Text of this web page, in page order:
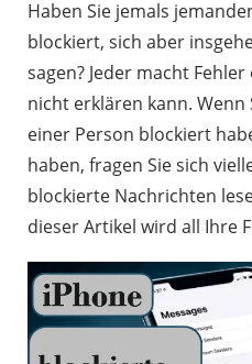
Haben Sie jemals
blockiert, sich aber
sagen? Jeder macht
nicht erklären kann.
einer Person blockiert
haben, fragen Sie sich
blockierte Nachrichten
dieser Artikel wird all Ihre